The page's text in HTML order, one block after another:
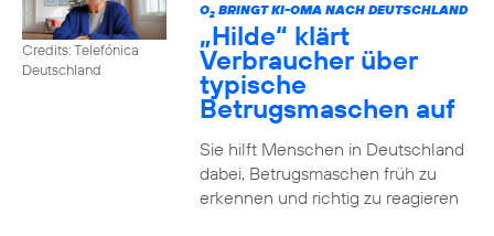
Credits: Telefónica
Deutschland
O2BRINGT KI-OMA NACH DEUTSCHLAND
„Hilde“ klärt
Verbraucher über
typische
Betrugsmaschen auf
Sie hilft Menschen in Deutschland
dabei, Betrugsmaschen früh zu
erkennen und richtig zu reagieren